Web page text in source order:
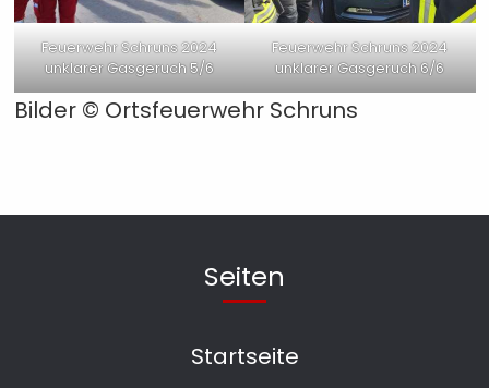
Feuerwehr Schruns 2024
unklarer Gasgeruch 5/6
Feuerwehr Schruns 2024
unklarer Gasgeruch 6/6
Bilder © Ortsfeuerwehr Schruns
Seiten
Startseite